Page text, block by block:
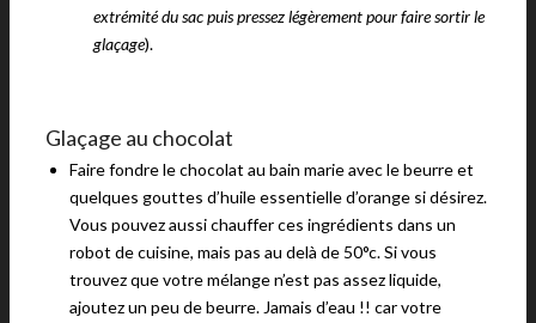
extrémité du sac puis pressez légèrement pour faire sortir le
glaçage).
Glaçage au chocolat
Faire fondre le chocolat au bain marie avec le beurre et
quelques gouttes d’huile essentielle d’orange si désirez.
Vous pouvez aussi chauffer ces ingrédients dans un
robot de cuisine, mais pas au delà de 50°c. Si vous
trouvez que votre mélange n’est pas assez liquide,
ajoutez un peu de beurre. Jamais d’eau !! car votre